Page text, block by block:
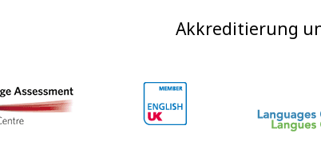
Akkreditierung